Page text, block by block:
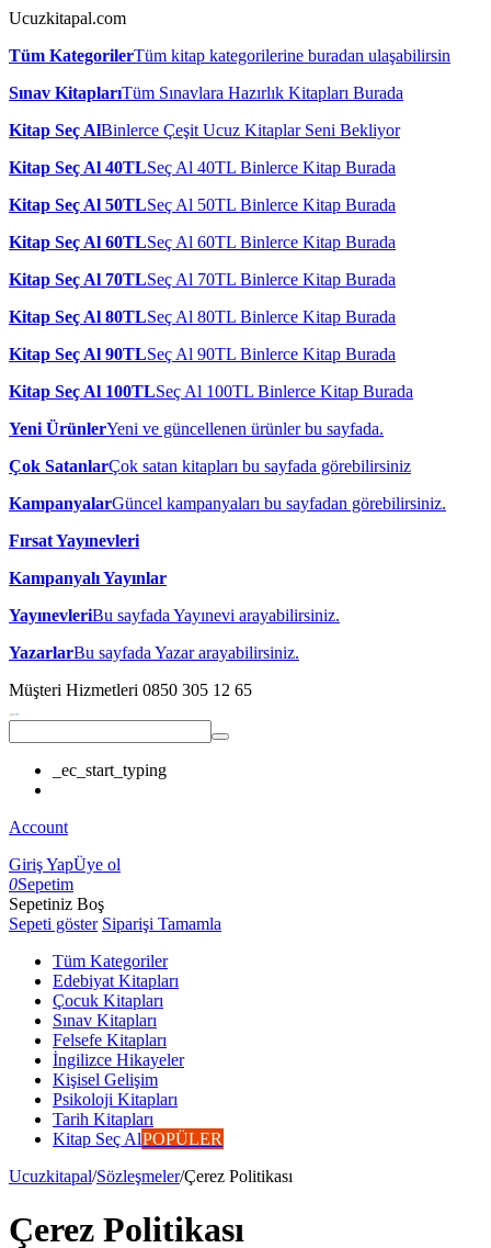
Ucuzkitapal.com
Tüm KategorilerTüm kitap kategorilerine buradan ulaşabilirsin
Sınav KitaplarıTüm Sınavlara Hazırlık Kitapları Burada
Kitap Seç AlBinlerce Çeşit Ucuz Kitaplar Seni Bekliyor
Kitap Seç Al 40TLSeç Al 40TL Binlerce Kitap Burada
Kitap Seç Al 50TLSeç Al 50TL Binlerce Kitap Burada
Kitap Seç Al 60TLSeç Al 60TL Binlerce Kitap Burada
Kitap Seç Al 70TLSeç Al 70TL Binlerce Kitap Burada
Kitap Seç Al 80TLSeç Al 80TL Binlerce Kitap Burada
Kitap Seç Al 90TLSeç Al 90TL Binlerce Kitap Burada
Kitap Seç Al 100TLSeç Al 100TL Binlerce Kitap Burada
Yeni ÜrünlerYeni ve güncellenen ürünler bu sayfada.
Çok SatanlarÇok satan kitapları bu sayfada görebilirsiniz
KampanyalarGüncel kampanyaları bu sayfadan görebilirsiniz.
Fırsat Yayınevleri
Kampanyalı Yayınlar
YayınevleriBu sayfada Yayınevi arayabilirsiniz.
YazarlarBu sayfada Yazar arayabilirsiniz.
Müşteri Hizmetleri 0850 305 12 65
_ec_start_typing
Account
Giriş YapÜye ol
0Sepetim
Sepetiniz Boş
Sepeti göster Siparişi Tamamla
Tüm Kategoriler
Edebiyat Kitapları
Çocuk Kitapları
Sınav Kitapları
Felsefe Kitapları
İngilizce Hikayeler
Kişisel Gelişim
Psikoloji Kitapları
Tarih Kitapları
Kitap Seç AlPOPÜLER
Ucuzkitapal/Sözleşmeler/Çerez Politikası
Çerez Politikası